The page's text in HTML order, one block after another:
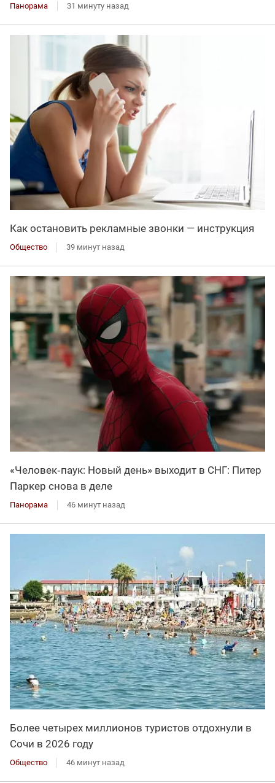
Панорама 31 минуту назад
Как остановить рекламные звонки — инструкция
Общество 39 минут назад
«Человек‑паук: Новый день» выходит в СНГ: Питер
Паркер снова в деле
Панорама 46 минут назад
Более четырех миллионов туристов отдохнули в
Сочи в 2026 году
Общество 46 минут назад